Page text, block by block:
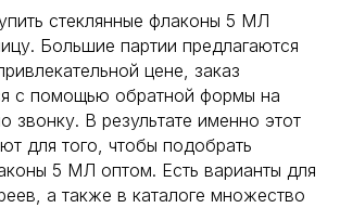
стеклянные флаконы 5 МЛ
Большие партии предлагаются
цене, заказ
с помощью обратной формы на
звонку. В результате именно этот
для того, чтобы подобрать
5 МЛ оптом. Есть варианты для
а также в каталоге множество